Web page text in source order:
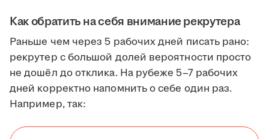
Как обратить на себя внимание рекрутера
Раньше чем через 5 рабочих дней писать рано:
рекрутер с большой долей вероятности просто
не дошёл до отклика. На рубеже 5–7 рабочих
дней корректно напомнить о себе один раз.
Например, так: